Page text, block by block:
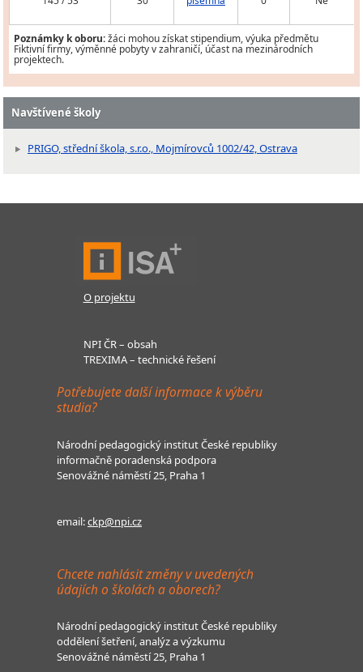
Poznámky k oboru:žáci mohou získat stipendium, výuka předmětu
Fiktivní firmy, výměnné pobyty v zahraničí, účast na mezinárodních
projektech.
Navštívené školy
PRIGO, střední škola, s.r.o., Mojmírovců 1002/42, Ostrava
O projektu
NPI ČR – obsah
TREXIMA – technické řešení
Potřebujete další informace k výběru
studia?
Národní pedagogický institut České republiky
informačně poradenská podpora
Senovážné náměstí 25, Praha 1
email:ckp@npi.cz
Chcete nahlásit změny v uvedených
údajích o školách a oborech?
Národní pedagogický institut České republiky
oddělení šetření, analýz a výzkumu
Senovážné náměstí 25, Praha 1